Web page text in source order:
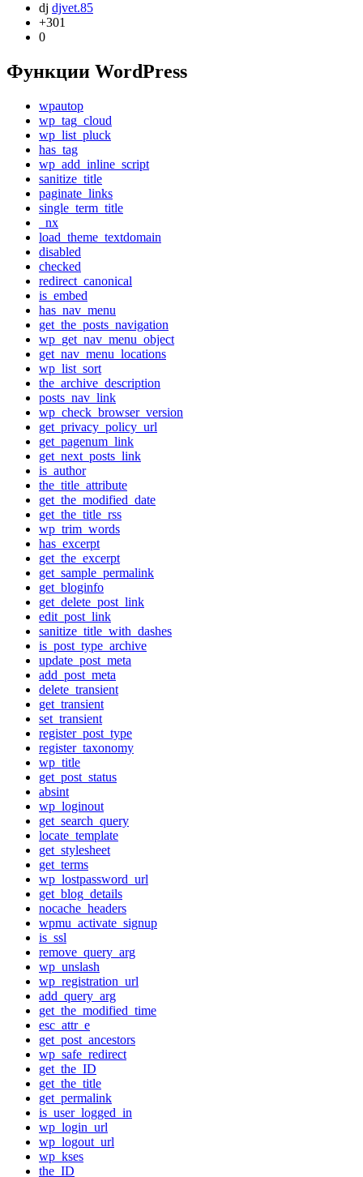
dj djvet.85
+301
0
Функции WordPress
wpautop
wp_tag_cloud
wp_list_pluck
has_tag
wp_add_inline_script
sanitize_title
paginate_links
single_term_title
_nx
load_theme_textdomain
disabled
checked
redirect_canonical
is_embed
has_nav_menu
get_the_posts_navigation
wp_get_nav_menu_object
get_nav_menu_locations
wp_list_sort
the_archive_description
posts_nav_link
wp_check_browser_version
get_privacy_policy_url
get_pagenum_link
get_next_posts_link
is_author
the_title_attribute
get_the_modified_date
get_the_title_rss
wp_trim_words
has_excerpt
get_the_excerpt
get_sample_permalink
get_bloginfo
get_delete_post_link
edit_post_link
sanitize_title_with_dashes
is_post_type_archive
update_post_meta
add_post_meta
delete_transient
get_transient
set_transient
register_post_type
register_taxonomy
wp_title
get_post_status
absint
wp_loginout
get_search_query
locate_template
get_stylesheet
get_terms
wp_lostpassword_url
get_blog_details
nocache_headers
wpmu_activate_signup
is_ssl
remove_query_arg
wp_unslash
wp_registration_url
add_query_arg
get_the_modified_time
esc_attr_e
get_post_ancestors
wp_safe_redirect
get_the_ID
get_the_title
get_permalink
is_user_logged_in
wp_login_url
wp_logout_url
wp_kses
the_ID